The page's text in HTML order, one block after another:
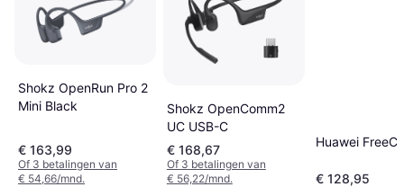
Shokz OpenRun Pro 2
Mini Black
€ 163,99
Of 3 betalingen van
€ 54,66/mnd.
Shokz OpenComm2
UC USB-C
€ 168,67
Of 3 betalingen van
€ 56,22/mnd.
Huawei
€ 128,95